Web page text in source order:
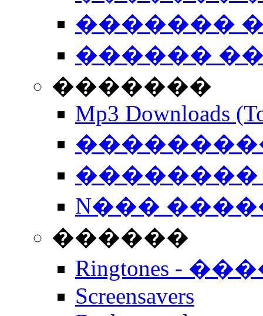
�������
������
�������
Mp3 Downloads
��������
N���
������
Ringtones -
Screensavers